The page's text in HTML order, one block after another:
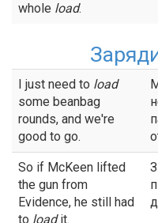
whole load.
I just need to load
some beanbag
rounds, and we're
good to go.
So if McKeen lifted
the gun from
Evidence, he still had
to loadit.